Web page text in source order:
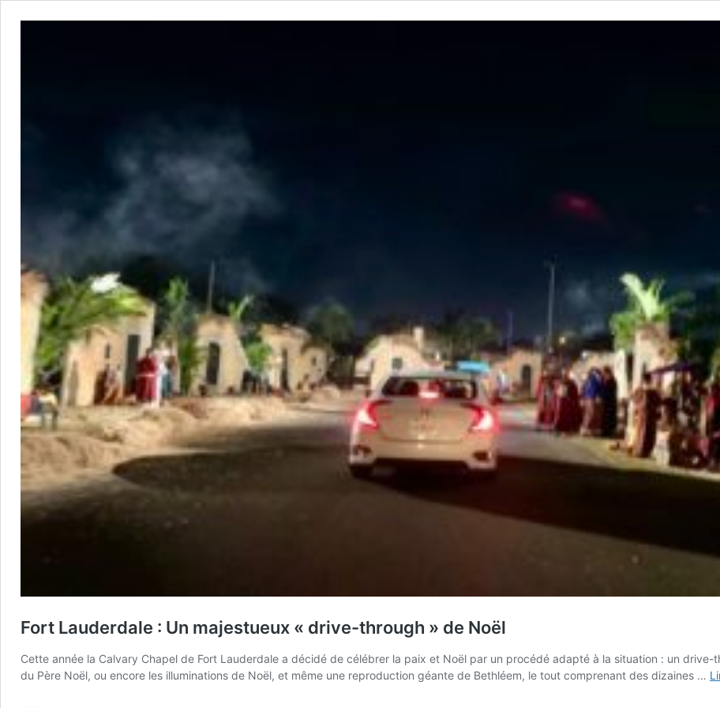
Fort Lauderdale : Un majestueux « drive-through » de Noël
Cette année la Calvary Chapel de Fort Lauderdale a décidé de célébrer la paix et Noël par un procédé adapté à la situation : un
du Père Noël, ou encore les illuminations de Noël, et même une reproduction géante de Bethléem, le tout comprenant des dizaines …